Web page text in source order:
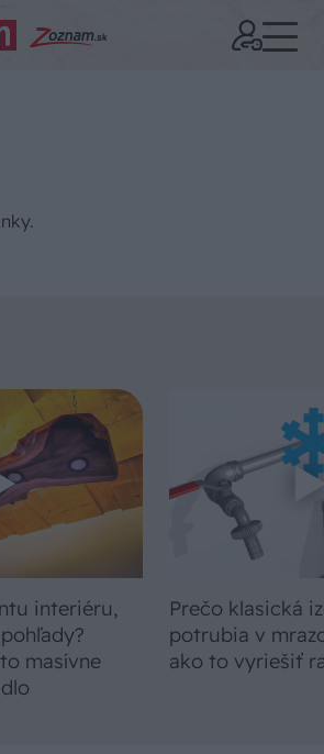
interiéru,
masívne
Prečo klasická
potrubia v
ako to vyriešiť